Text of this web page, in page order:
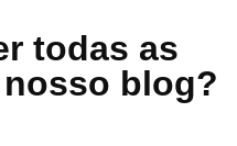
todas as
blog?